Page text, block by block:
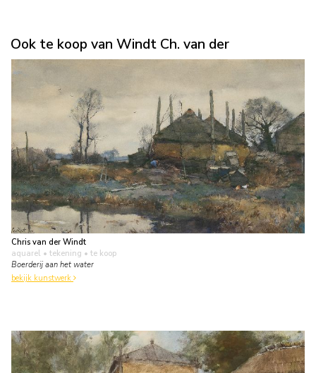
Ook te koop van Windt Ch. van der
Chris van der Windt
aquarel • tekening • te koop
Boerderij aan het water
bekijk kunstwerk